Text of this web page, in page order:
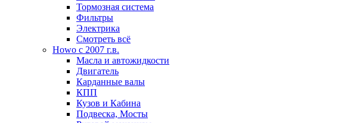
Тормозная система
Фильтры
Электрика
Смотреть всё
Howo c 2007 г.в.
Масла и автожидкости
Двигатель
Карданные валы
КПП
Кузов и Кабина
Подвеска, Мосты